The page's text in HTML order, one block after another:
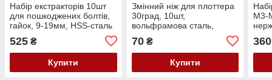
Набір екстракторів 10шт
для пошкоджених болтів,
гайок, 9-19мм, HSS-сталь
525 ₴
Купити
Змінний ніж для плоттера
30град, 10шт,
вольфрамова сталь,
70₴
Купити
М3-
360